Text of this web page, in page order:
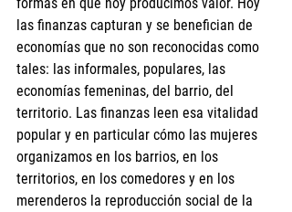
las finanzas capturan y se benefician de
economías que no son reconocidas como
tales: las informales, populares, las
economías femeninas, del barrio, del
territorio. Las finanzas leen esa vitalidad
popular y en particular cómo las mujeres
organizamos en los barrios, en los
territorios, en los comedores y en los
merenderos la reproducción social de la